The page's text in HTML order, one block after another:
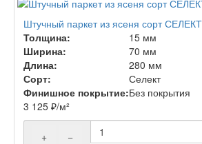
Штучный паркет из ясеня сорт
Толщина:
15 мм
Ширина:
70 мм
Длина:
280 мм
Сорт:
Селект
Финишное покрытие:Без покрытия
3 125 ₽/м²
+
−